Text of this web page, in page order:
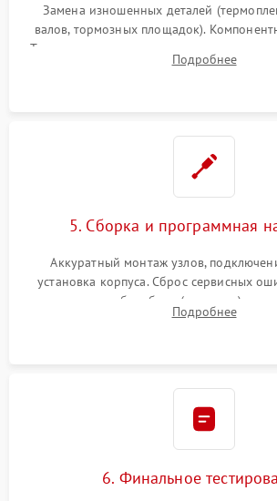
Замена изношенных деталей
валов, тормозных площадок).
Тщательная очистка тракта печати,
лазера (LSU) от просыпанного
Подробнее
5. Сборка и программная
Аккуратный монтаж узлов,
установка корпуса. Сброс сервисных
счетчиков абсорбера (памперса) или
обновление прошивки и программная
Подробнее
6. Финальное